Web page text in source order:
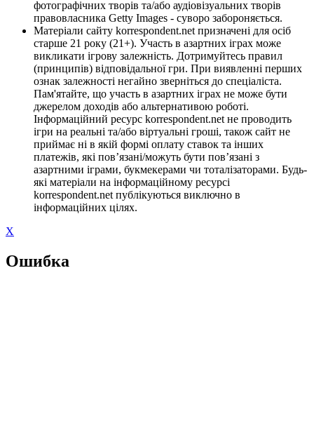
фотографічних творів та/або аудіовізуальних творів
правовласника Getty Images - суворо забороняється.
Матеріали сайту korrespondent.net призначені для осіб
старше 21 року (21+). Участь в азартних іграх може
викликати ігрову залежність. Дотримуйтесь правил
(принципів) відповідальної гри. При виявленні перших
ознак залежності негайно зверніться до спеціаліста.
Пам'ятайте, що участь в азартних іграх не може бути
джерелом доходів або альтернативою роботі.
Інформаційний ресурс korrespondent.net не проводить
ігри на реальні та/або віртуальні гроші, також сайт не
приймає ні в якій формі оплату ставок та інших
платежів, які пов’язані/можуть бути пов’язані з
азартними іграми, букмекерами чи тоталізаторами. Будь-
які матеріали на інформаційному ресурсі
korrespondent.net публікуються виключно в
інформаційних цілях.
X
Ошибка